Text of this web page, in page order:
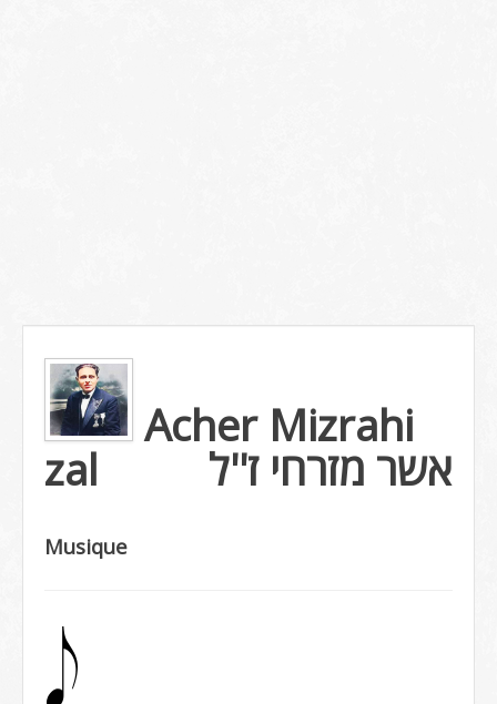
Acher Mizrahi
zal אשר מזרחי ז''ל
Musique